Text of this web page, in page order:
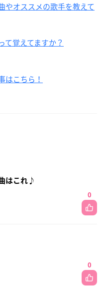
やオススメの歌手を教えて
覚えてますか？
はこちら！
はこれ♪
0
0